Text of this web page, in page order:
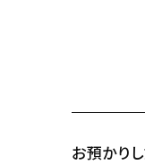
お預かり